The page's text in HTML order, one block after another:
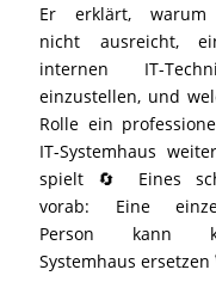
Er erklärt,
nicht ausreicht,
internen IT-
einzustellen, und
Rolle ein
IT-Systemhaus
spielt 🔄 Eines
vorab: Eine
Person kann
Systemhaus ersetzen